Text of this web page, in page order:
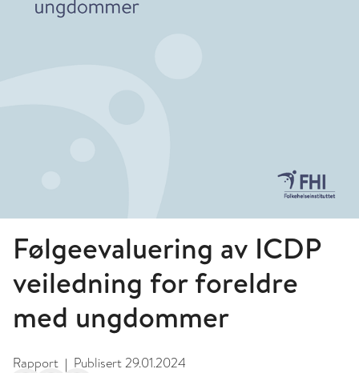
Følgeevaluering av ICDP
veiledning for foreldre
med ungdommer
Rapport | Publisert29.01.2024